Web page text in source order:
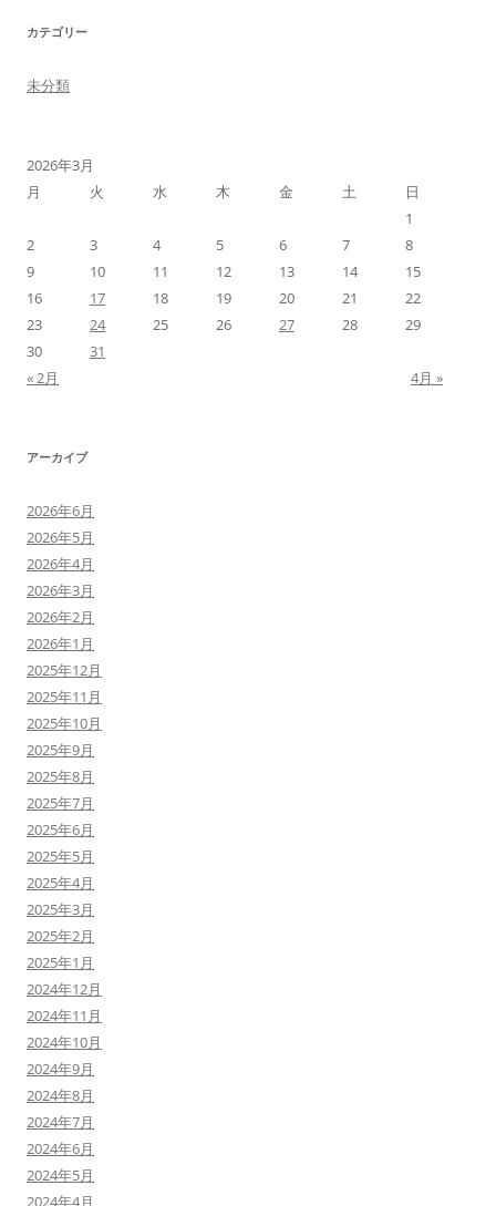
カテゴリー
未分類
2026年3月
月
火 水 木 金 土
日
1
2
3 4 5 6 7
8
9
10 11 12 13 14
15
16
17 18 19 20 21
22
23
24 25 26 27 28
29
30
31
« 2月
4月 »
アーカイブ
2026年6月
2026年5月
2026年4月
2026年3月
2026年2月
2026年1月
2025年12月
2025年11月
2025年10月
2025年9月
2025年8月
2025年7月
2025年6月
2025年5月
2025年4月
2025年3月
2025年2月
2025年1月
2024年12月
2024年11月
2024年10月
2024年9月
2024年8月
2024年7月
2024年6月
2024年5月
2024年4月